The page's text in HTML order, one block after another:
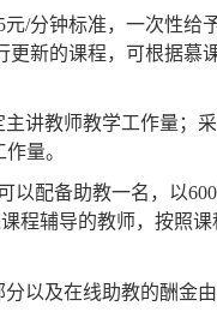
实施慕课建设。
元/分钟标准，一次性给
新的课程，可根据慕
讲教师教学工作量；采
作量。
以配备助教一名，以600
程辅导的教师，按照课